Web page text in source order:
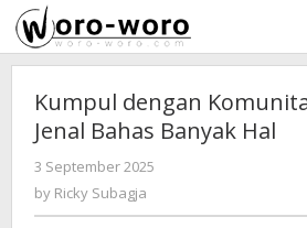
Skip
to
content
Kumpul dengan
Jenal Bahas Banyak Hal
3 September 2025
by Ricky Subagja